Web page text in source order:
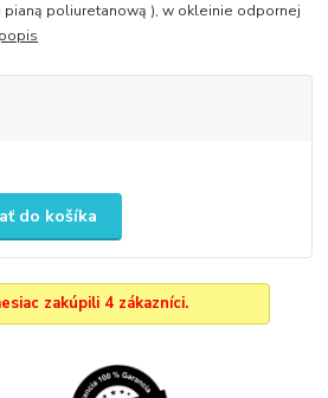
pianą poliuretanową ), w okleinie odpornej
do košíka
zakúpili 4 zákazníci.